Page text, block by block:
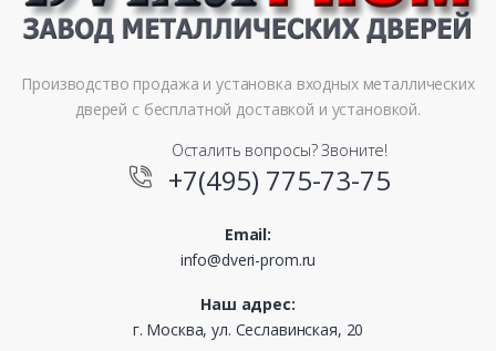
Производство продажа и установка входных металлических
дверей с бесплатной доставкой и установкой.
Осталить вопросы? Звоните!
+7(495) 775-73-75
Email:
info@dveri-prom.ru
Наш адрес:
г. Москва, ул. Сеславинская, 20